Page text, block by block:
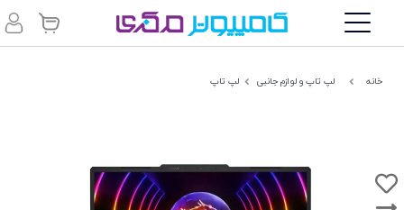
خانه لپ تاپ و لوازم جانبی لپ تاپ